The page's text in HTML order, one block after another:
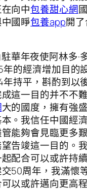
向中包養甜心網
國睜包養app開
華年夜使阿林多·
年的經濟增加目的
年持平，斟酌到以
這一目的并不不
大的國度，擁有強
。我信任中國經
能夠會見臨更多
告竣這一目的。
配合可以或許持
50周年，我滿懷
以或許邁向更高